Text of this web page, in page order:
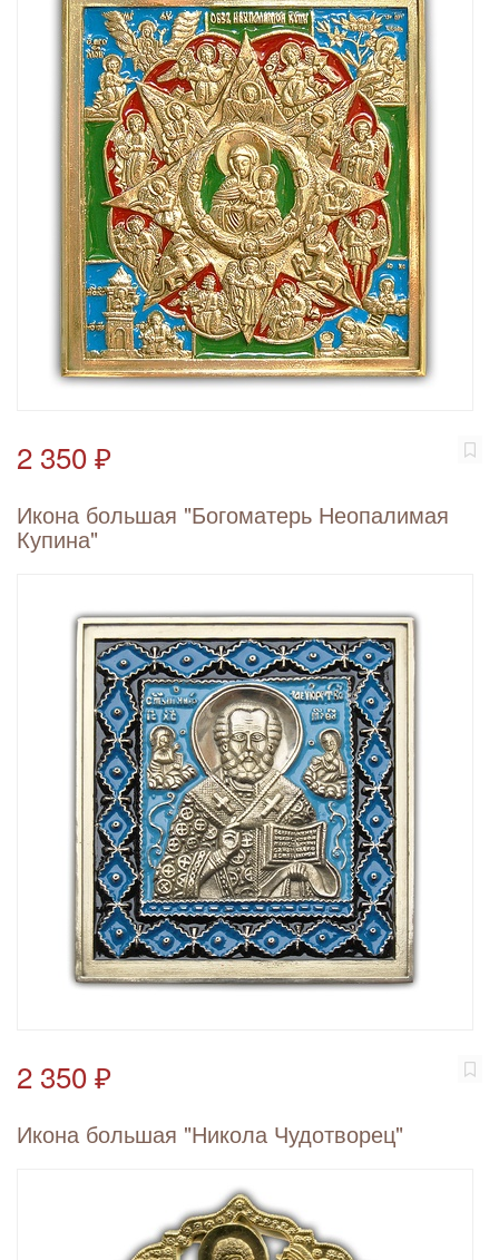
2 350 ₽
Икона большая "Богоматерь Неопалимая
Купина"
2 350 ₽
Икона большая "Никола Чудотворец"